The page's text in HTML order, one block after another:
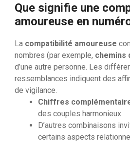
Que signifie une
amoureuse en
La compatibilité amoureuse
nombres (par exemple, chemins
d’une autre personne. Les
ressemblances indiquent des
de vigilance.
Chiffres
des couples harmonieux.
D’autres combinaisons
certains aspects